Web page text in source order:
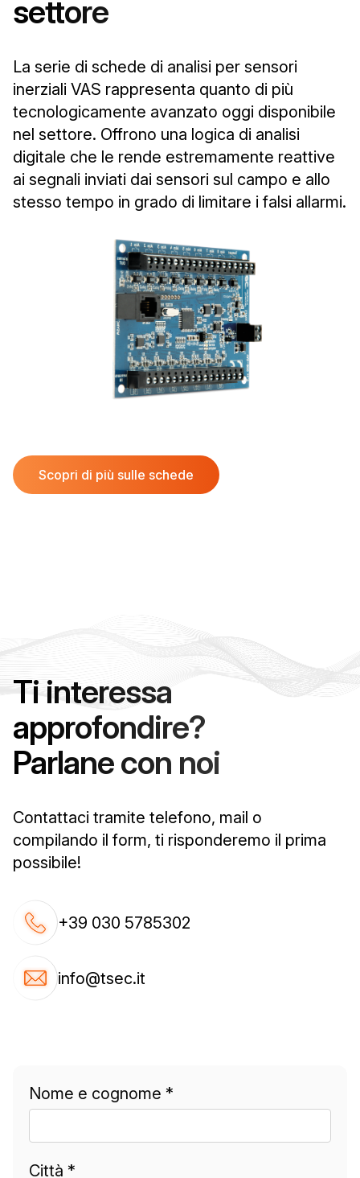
settore
La serie di schede di analisi per sensori
inerziali VAS rappresenta quanto di più
tecnologicamente avanzato oggi disponibile
nel settore. Offrono una logica di analisi
digitale che le rende estremamente reattive
ai segnali inviati dai sensori sul campo e allo
stesso tempo in grado di limitare i falsi allarmi.
Scopri di più sulle schede
Ti interessa
approfondire?
Parlane con noi
Contattaci tramite telefono, mail o
compilando il form, ti risponderemo il prima
possibile!
+39 030 5785302
info@tsec.it
Nome e cognome *
Città *